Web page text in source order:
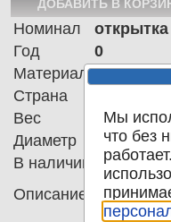
Номинал
открытка
Год
0
Материал
Страна
Вес
0.00
Диаметр
0.00
В наличии
Описание
Каразин
Мы
что без